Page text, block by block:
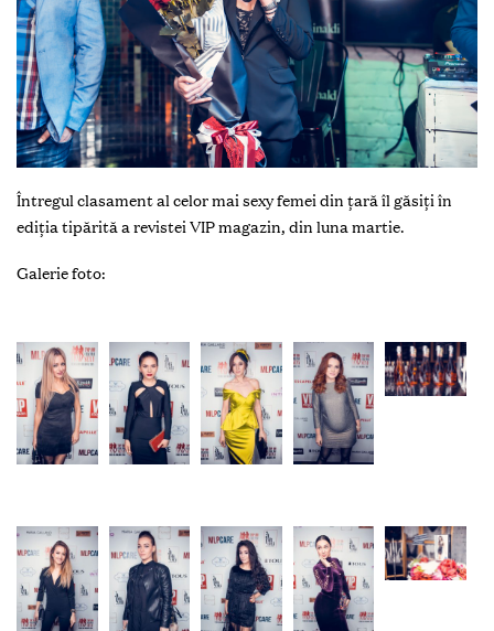
Întregul clasament al celor mai sexy femei din țară îl găsiți în
ediția tipărită a revistei VIP magazin, din luna martie.
Galerie foto: